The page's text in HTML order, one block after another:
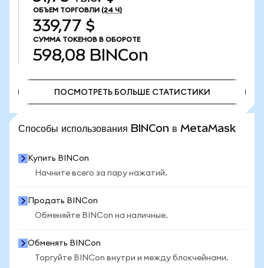
ОБЪЕМ ТОРГОВЛИ (24 Ч)
339,77 $
СУММА ТОКЕНОВ В ОБОРОТЕ
598,08 BINCon
ПОСМОТРЕТЬ БОЛЬШЕ СТАТИСТИКИ
Способы использования BINCon в MetaMask
Купить BINCon
Начните всего за пару нажатий.
Продать BINCon
Обменяйте BINCon на наличные.
Обменять BINCon
Торгуйте BINCon внутри и между блокчейнами.